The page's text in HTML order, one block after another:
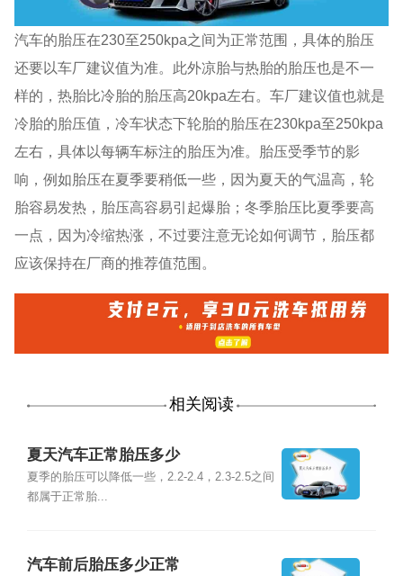
汽车的胎压在230至250kpa之间为正常范围，具体的胎压
还要以车厂建议值为准。此外凉胎与热胎的胎压也是不一
样的，热胎比冷胎的胎压高20kpa左右。车厂建议值也就是
冷胎的胎压值，冷车状态下轮胎的胎压在230kpa至250kpa
左右，具体以每辆车标注的胎压为准。胎压受季节的影
响，例如胎压在夏季要稍低一些，因为夏天的气温高，轮
胎容易发热，胎压高容易引起爆胎；冬季胎压比夏季要高
一点，因为冷缩热涨，不过要注意无论如何调节，胎压都
应该保持在厂商的推荐值范围。
相关阅读
夏天汽车正常胎压多少
夏季的胎压可以降低一些，2.2-2.4，2.3-2.5之间
都属于正常胎...
汽车前后胎压多少正常